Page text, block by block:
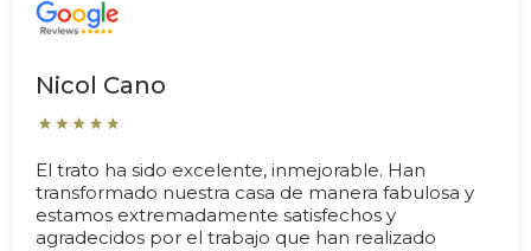
Nicol Cano
El trato ha sido excelente, inmejorable. Han
transformado nuestra casa de manera fabulosa y
estamos extremadamente satisfechos y
agradecidos por el trabajo que han realizado